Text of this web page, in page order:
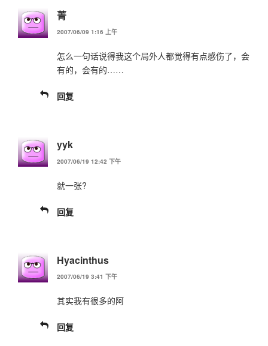
菁
2007/06/09 1:16 上午
怎么一句话说得我这个局外人都觉得有点感伤了，会
有的，会有的……
回复
yyk
2007/06/19 12:42 下午
就一张?
回复
Hyacinthus
2007/06/19 3:41 下午
其实我有很多的阿
回复